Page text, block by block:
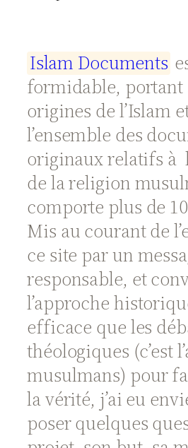
Islam Documents
formidable, portant
origines de l’Islam
l’ensemble des
originaux relatifs à
de la religion
comporte plus de
Mis au courant de
ce site par un
responsable, et
l’approche
efficace que les
théologiques (c’est
musulmans) pour
la vérité, j’ai eu
poser quelques